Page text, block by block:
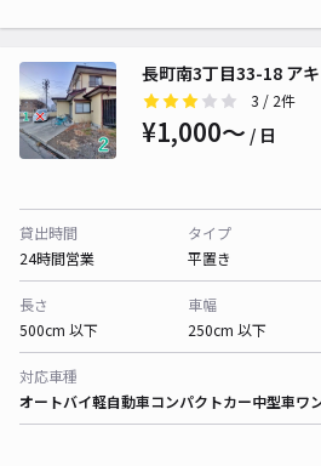
長町南3丁目33-18 ア
3 / 2件
¥1,000〜 / 日
貸出時間
24時間営業
タイプ
平置き
長さ
500cm 以下
車幅
250cm 以下
対応車種
オートバイ軽自動車コンパクトカー中型車ワ